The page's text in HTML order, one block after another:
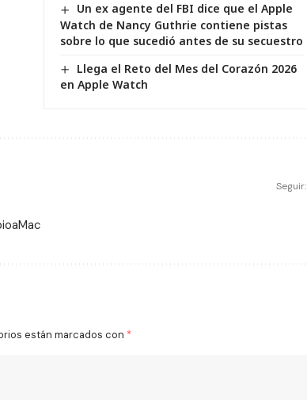
Un ex agente del FBI dice que el Apple
Watch de Nancy Guthrie contiene pistas
sobre lo que sucedió antes de su secuestro
Llega el Reto del Mes del Corazón 2026
en Apple Watch
Seguir:
están marcados con *